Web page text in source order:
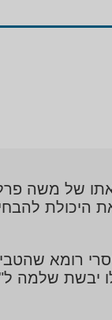
של משה
היכולת
רומא
יבשת שלמה